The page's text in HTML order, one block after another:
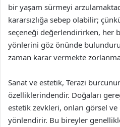
bir yaşam sürmeyi
kararsızlığa sebep olabilir;
seçeneği değerlendirirken, her
yönlerini göz önünde
zaman karar vermekte
Sanat ve estetik, Terazi
özelliklerindendir. Doğaları
estetik zevkleri, onları görsel
yönlendirir. Bu bireyler